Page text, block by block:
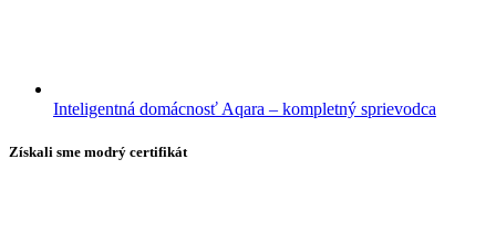
Inteligentná domácnosť Aqara – kompletný sprievodca
Získali sme modrý certifikát